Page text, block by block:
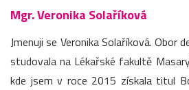
Mgr. Veronika Solaříková
Jmenuji se Veronika Solaříková. Obor
studovala na Lékařské fakultě
kde jsem v roce 2015 získala titul